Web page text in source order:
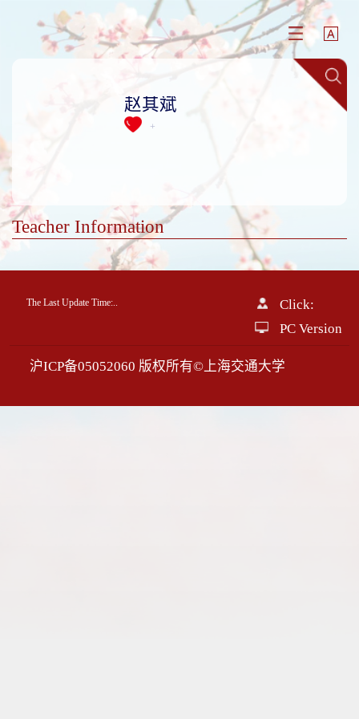
赵其斌
+
Teacher Information
The Last Update Time:.
Click:
PC Version
沪ICP备05052060 版权所有©上海交通大学